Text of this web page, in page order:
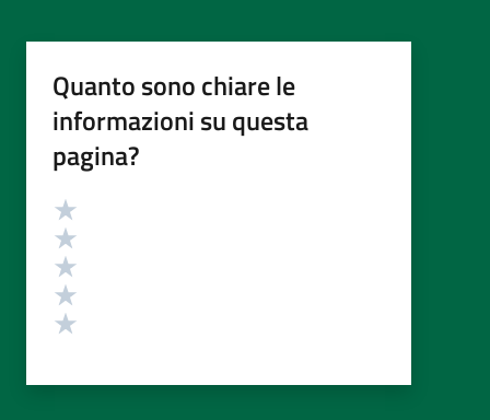
Quanto sono chiare le
informazioni su questa
pagina?
Valutazione